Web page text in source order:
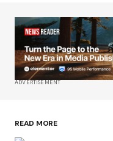
ADVERTISEMENT
READ MORE